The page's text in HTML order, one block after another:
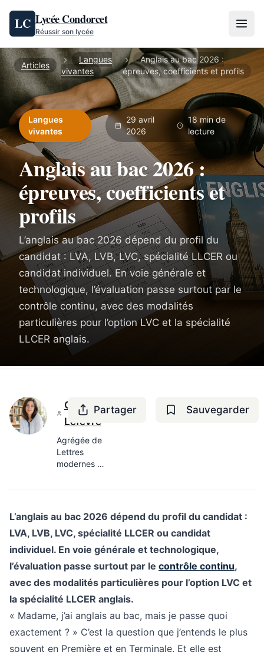
Aller au contenu
LC Lycée Condorcet
Réussir son lycée
Articles
Langues
vivantes
Anglais au bac 2026 :
épreuves, coefficients et profils
Langues
vivantes
29 avril
2026
18 min de
lecture
Anglais au bac 2026 :
épreuves, coefficients et
profils
L’anglais au bac 2026 dépend du profil du
candidat : LVA, LVB, LVC, spécialité LLCER ou
candidat individuel. En voie générale et
technologique, l’évaluation passe surtout par le
contrôle continu, avec des modalités
particulières pour l’option LVC et la spécialité
LLCER anglais.
Camille
Lefèvre
Agrégée de
Lettres
modernes —
lycée
Partager Sauvegarder
L’anglais au bac 2026 dépend du profil du candidat :
LVA, LVB, LVC, spécialité LLCER ou candidat
individuel. En voie générale et technologique,
l’évaluation passe surtout par le contrôle continu,
avec des modalités particulières pour l’option LVC et
la spécialité LLCER anglais.
« Madame, j’ai anglais au bac, mais je passe quoi
exactement ? » C’est la question que j’entends le plus
souvent en Première et en Terminale. Et elle est